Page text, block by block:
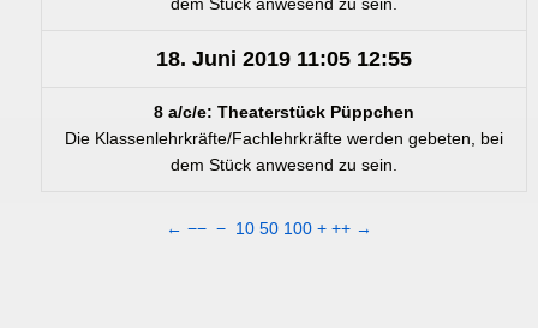
dem Stück anwesend zu sein.
18. Juni 2019 11:05 12:55
8 a/c/e: Theaterstück Püppchen
Die Klassenlehrkräfte/Fachlehrkräfte werden gebeten, bei
dem Stück anwesend zu sein.
← −− − 10 50 100 + ++ →